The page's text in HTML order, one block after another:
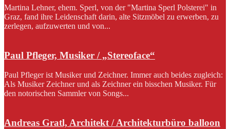
Martina Lehner, ehem. Sperl, von der "Martina Sperl Polsterei" in
Graz, fand ihre Leidenschaft darin, alte Sitzmöbel zu erwerben, zu
zerlegen, aufzuwerten und von...
Paul Pfleger, Musiker / „Stereoface“
Paul Pfleger ist Musiker und Zeichner. Immer auch beides zugleich:
Als Musiker Zeichner und als Zeichner ein bisschen Musiker. Für
den notorischen Sammler von Songs...
Andreas Gratl, Architekt / Architekturbüro balloon